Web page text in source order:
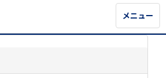
メニュー
メニュー